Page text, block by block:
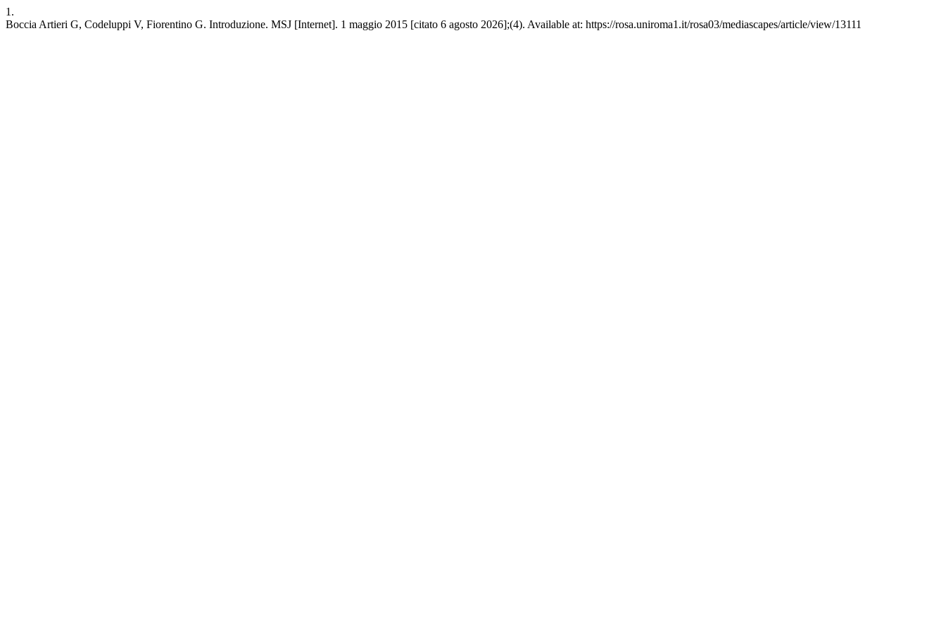
1.
Boccia Artieri G, Codeluppi V, Fiorentino G. Introduzione. MSJ [Internet]. 1 maggio 2015 [citato 6 agosto 2026];(4). Available at: https://rosa.uniroma1.it/rosa03/mediascapes/article/view/13111